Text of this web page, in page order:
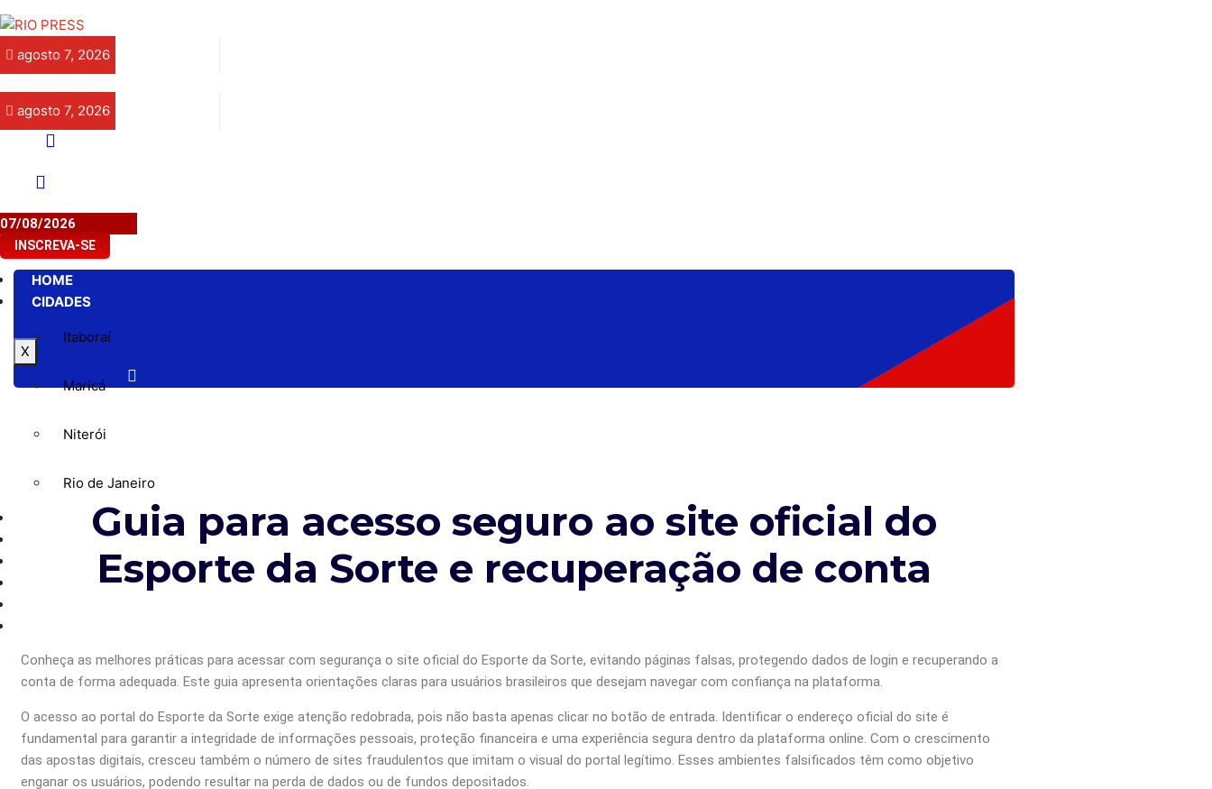
agosto 7, 2026
agosto 7, 2026
07/08/2026
INSCREVA-SE
HOME
CIDADES
Itaboraí
Maricá
Niterói
Rio de Janeiro
X
Guia para acesso seguro ao site oficial do
Esporte da Sorte e recuperação de conta
Conheça as melhores práticas para acessar com segurança o site oficial do Esporte da Sorte, evitando páginas falsas, protegendo dados de login e recuperando a
conta de forma adequada. Este guia apresenta orientações claras para usuários brasileiros que desejam navegar com confiança na plataforma.
O acesso ao portal do Esporte da Sorte exige atenção redobrada, pois não basta apenas clicar no botão de entrada. Identificar o endereço oficial do site é
fundamental para garantir a integridade de informações pessoais, proteção financeira e uma experiência segura dentro da plataforma online. Com o crescimento
das apostas digitais, cresceu também o número de sites fraudulentos que imitam o visual do portal legítimo. Esses ambientes falsificados têm como objetivo
enganar os usuários, podendo resultar na perda de dados ou de fundos depositados.